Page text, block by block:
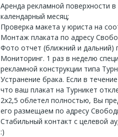
Аренда рекламной поверхности
календарный месяц;
Проверка макета у юриста на
Монтаж плаката по адресу
Фото отчет (ближний и
Мониторинг. 1 раз в неделю
рекламной конструкции типа
Устранение брака. Если в
что ваш плакат на Турникет
2x2,5 облетел полностью, Вы
его размещаем по адресу
Стабильный контакт с целевой
:)